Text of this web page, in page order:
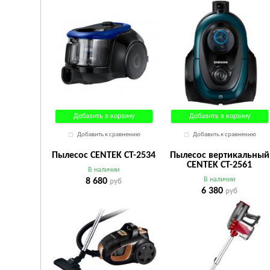
Добавить в корзину
Добавить к сравнению
Добавить в корзину
Добавить к сравнению
Пылесос CENTEK CT-2534
В наличии
8 680 руб
Пылесос вертикальный
CENTEK CT-2561
В наличии
6 380 руб